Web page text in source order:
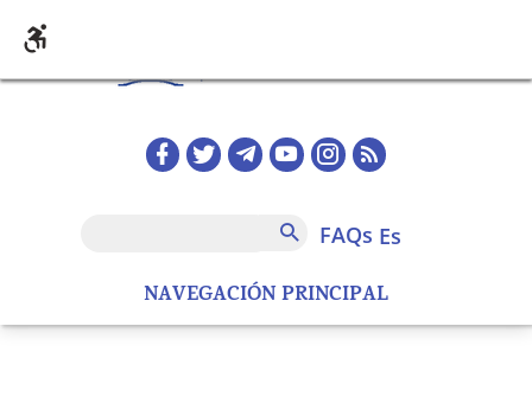
NAVEGACIÓN PRINCIPAL
Redes sociales home
FAQs
FAQs es